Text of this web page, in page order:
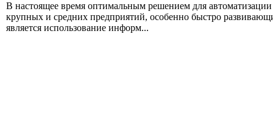
В настоящее время оптимальным решением для автоматизации
крупных и средних предприятий, особенно быстро
является использование информ...